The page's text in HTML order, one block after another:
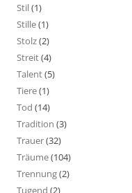
Stil(1)
Stille(1)
Stolz(2)
Streit(4)
Talent(5)
Tiere(1)
Tod (14)
Tradition (3)
Trauer(32)
Träume(104)
Trennung(2)
Tugend (2)